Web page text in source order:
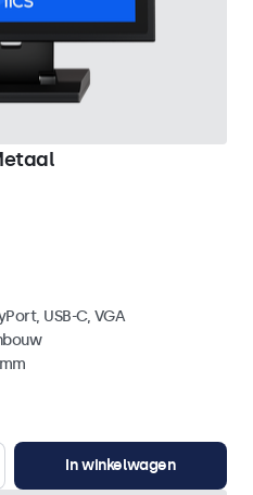
USB-C, VGA
In winkelwagen